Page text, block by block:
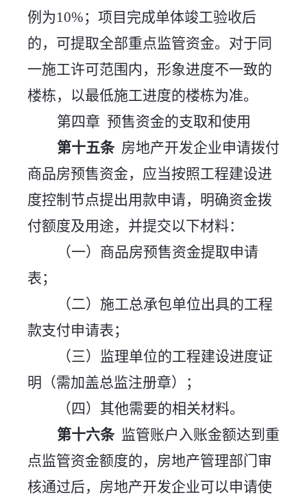
例为10%； 项目完成单体竣工验收后
的，可提取全部重点监管资金。对于同
一施工许可范围内，形象进度不一致的
楼栋，以最低施工进度的楼栋为准。
第四章 预售资金的支取和使用
第十五条 房地产开发企业申请拨付
商品房预售资金，应当按照工程建设进
度控制节点提出用款申请，明确资金拨
付额度及用途，并提交以下材料：
（一）商品房预售资金提取申请
表；
（二）施工总承包单位出具的工程
款支付申请表；
（三）监理单位的工程建设进度证
明（需加盖总监注册章）；
（四）其他需要的相关材料。
第十六条 监管账户入账金额达到重
点监管资金额度的，房地产管理部门审
核通过后，房地产开发企业可以申请使